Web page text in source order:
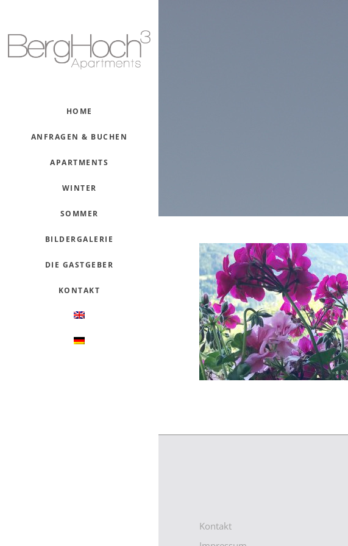
HOME
ANFRAGEN & BUCHEN
APARTMENTS
WINTER
SOMMER
BILDERGALERIE
DIE GASTGEBER
KONTAKT
Kontakt